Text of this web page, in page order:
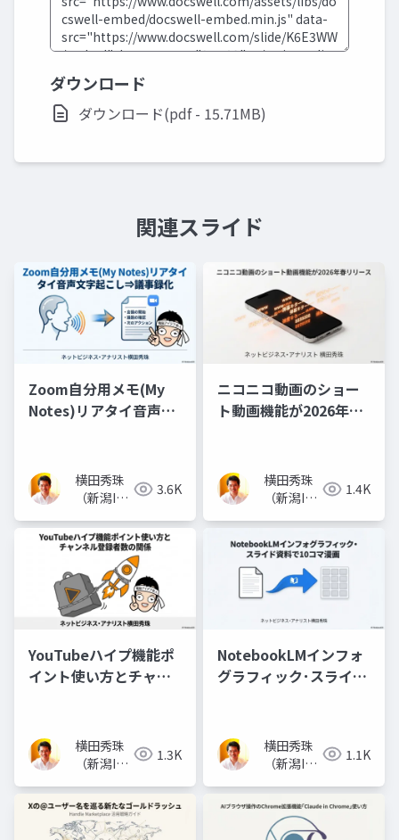
ダウンロード
ダウンロード(pdf - 15.71MB)
関連スライド
Zoom自分用メモ(My
Notes)リアタイ音声文
横田秀珠
（新潟IT
タント）
3.6K
ニコニコ動画のショー
ト動画機能が2026年春
横田秀珠
（新潟IT
1.4K
YouTubeハイプ機能ポ
イント使い方とチャン
横田秀珠
（新潟IT
タント）
1.3K
NotebookLMインフォ
グラフィック･スライド
横田秀珠
（新潟IT
1.1K